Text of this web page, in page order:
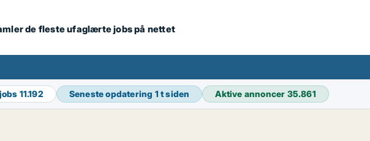
de fleste ufaglærte jobs på nettet
11.192 Seneste opdatering 1 t siden Aktive annoncer 35.861